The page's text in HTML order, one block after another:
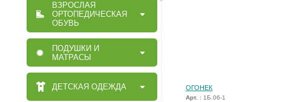
ВЗРОСЛАЯ
ОРТОПЕДИЧЕСКАЯ
ОБУВЬ
ПОДУШКИ И
МАТРАСЫ
ДЕТСКАЯ ОДЕЖДА ОГОНЕК
Арт. : 1Б.06-1